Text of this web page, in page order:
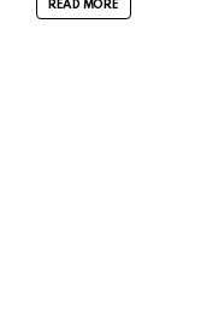
READ MORE